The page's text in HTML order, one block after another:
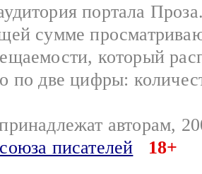
портала
сумме
который
по две цифры:
авторам,
писателей
18+